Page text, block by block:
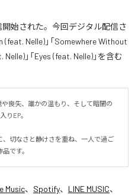
開始された。今回デジタル配信さ
Nelle)」「Somewhere Without
」「Eyes (feat. Nelle)」を含む
喪失、誰かの温もり、そして暗闇の
りEP。
切なさと静けさを重ね、一人で過ご
です。
Music、 Spotify、 LINE MUSIC、